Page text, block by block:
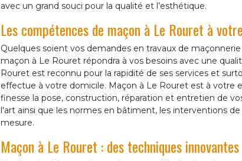
avec un grand souci pour la qualité et l’esthétique.
Les compétences de maçon à Le Rouret à
Quelques soient vos demandes en travaux de
maçon à Le Rouret répondra à vos besoins avec une
Rouret est reconnu pour la rapidité de ses services et
effectue à votre domicile. Maçon à Le Rouret est à votre
finesse la pose, construction, réparation et entretien de
l'art ainsi que les normes en bâtiment, les interventions
mesure.
Maçon à Le Rouret : des techniques innovantes